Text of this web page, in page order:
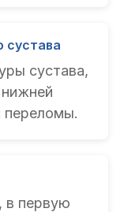
сустава
сустава,
переломы.
в первую